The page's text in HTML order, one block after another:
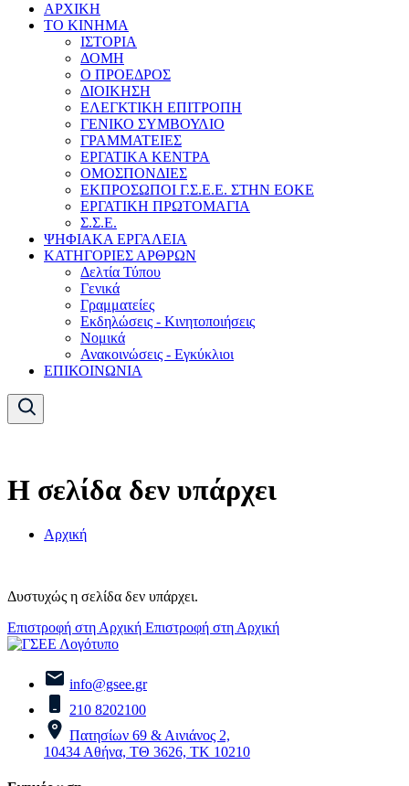
ΑΡΧΙΚΗ
ΤΟ ΚΙΝΗΜΑ
ΙΣΤΟΡΙΑ
ΔΟΜΗ
Ο ΠΡΟΕΔΡΟΣ
ΔΙΟΙΚΗΣΗ
ΕΛΕΓΚΤΙΚΗ ΕΠΙΤΡΟΠΗ
ΓΕΝΙΚΟ ΣΥΜΒΟΥΛΙΟ
ΓΡΑΜΜΑΤΕΙΕΣ
ΕΡΓΑΤΙΚΑ ΚΕΝΤΡΑ
ΟΜΟΣΠΟΝΔΙΕΣ
ΕΚΠΡΟΣΩΠΟΙ Γ.Σ.Ε.Ε. ΣΤΗΝ ΕΟΚΕ
ΕΡΓΑΤΙΚΗ ΠΡΩΤΟΜΑΓΙΑ
Σ.Σ.Ε.
ΨΗΦΙΑΚΑ ΕΡΓΑΛΕΙΑ
ΚΑΤΗΓΟΡΙΕΣ ΑΡΘΡΩΝ
Δελτία Τύπου
Γενικά
Γραμματείες
Εκδηλώσεις - Κινητοποιήσεις
Νομικά
Ανακοινώσεις - Εγκύκλιοι
ΕΠΙΚΟΙΝΩΝΙΑ
Η σελίδα δεν υπάρχει
Αρχική
Δυστυχώς η σελίδα δεν υπάρχει.
Επιστροφή στη Αρχική Επιστροφή στη Αρχική
info@gsee.gr
210 8202100
Πατησίων 69 & Αινιάνος 2,
10434 Αθήνα, ΤΘ 3626, ΤΚ 10210